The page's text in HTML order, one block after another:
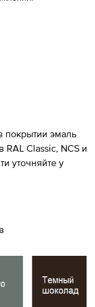
покрытии эмаль
RAL Classic, NCS и
уточняйте у